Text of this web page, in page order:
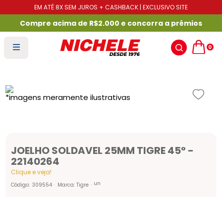
EM ATÉ 8X SEM JUROS + CASHBACK | EXCLUSIVO SITE
Compre acima de R$2.000 e concorra a prêmios
0
JOELHO SOLDAVEL 25MM TIGRE 45° -
22140264
Clique e veja!
Código: 309554 Marca:Tigre un